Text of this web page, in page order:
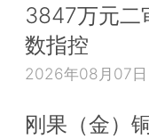
3847万元二
数指控
2026年08月07日
刚果（金）